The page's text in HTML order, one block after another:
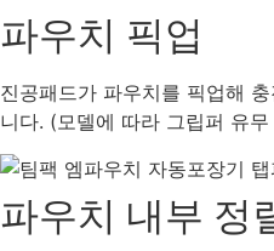
파우치 픽업
진공패드가 파우치를 픽업해
니다. (모델에 따라 그립퍼 유무
파우치 내부 정